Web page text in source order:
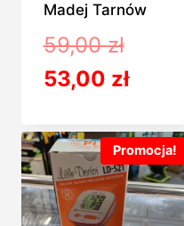
Madej Tarnów
59,00zł
cena
59,00
53,00 zł
53,00
Promocja!